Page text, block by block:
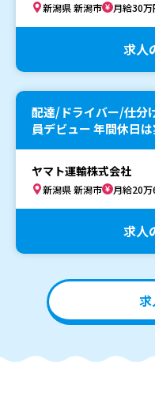
新潟県 新潟市 月給30
求人
配達/ドライバー/仕分
員デビュー 年間休日
ヤマト運輸株式会社
新潟県 新潟市 月給20
求人